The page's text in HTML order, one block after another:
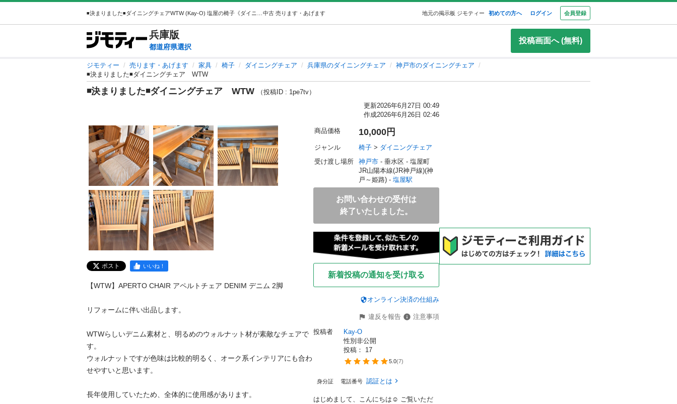
中古 売ります・あげます 地元の掲示板 ジモティー 初めての方へ ログイン 会員登録
兵庫版
都道府県選択
投稿画面へ (無料)
ジモティー 売ります・あげます 家具 椅子 ダイニングチェア 兵庫県のダイニングチェア
神戸市のダイニングチェア
◾️決まりました◾️ダイニングチェア WTW
◾️決まりました◾️ダイニングチェア WTW
（投稿ID : 1pe7tv）
更新2026年6月27日 00:49
作成2026年6月26日 02:46
ポスト いいね！
【WTW】APERTO CHAIR アペルトチェア DENIM デニム 2脚
リフォームに伴い出品します。
WTWらしいデニム素材と、明るめのウォルナット材が素敵なチェアで
す。
ウォルナットですが色味は比較的明るく、オーク系インテリアにも合わ
せやすいと思います。
長年使用していたため、全体的に使用感があります。
商品価格 10,000円
ジャンル 椅子 > ダイニングチェア
受け渡し場所
神戸市 - 垂水区 - 塩屋町
JR山陽本線(JR神戸線)(神
戸～姫路) - 塩屋駅
お問い合わせの受付は
終了いたしました。
新着投稿の通知を受け取る
オンライン決済の仕組み
違反を報告
注意事項
投稿者
Kay-O
性別非公開
投稿： 17
5.0(7)
身分証 電話番号 認証とは
はじめまして、こんにちは☺︎ ご覧いただ